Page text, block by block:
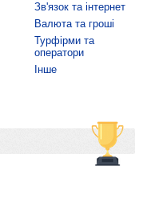
Зв'язок та інтернет
Валюта та гроші
Турфірми та
оператори
Інше